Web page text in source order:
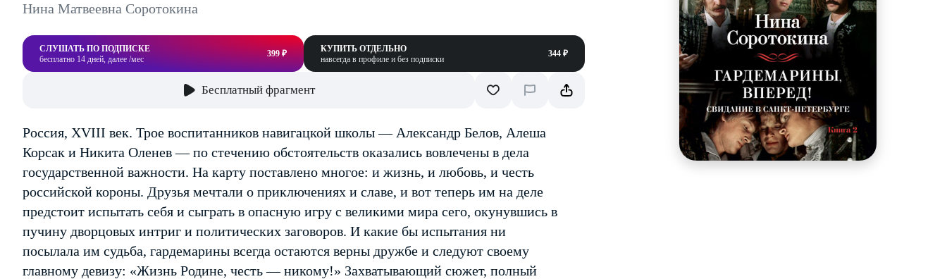
Нина Матвеевна Соротокина
СЛУШАТЬ ПО ПОДПИСКЕ
бесплатно 14 дней, далее /мес
399 ₽
КУПИТЬ ОТДЕЛЬНО
навсегда в профиле и без подписки
344 ₽
Бесплатный фрагмент
Россия, XVIII век. Трое воспитанников навигацкой школы — Александр Белов, Алеша
Корсак и Никита Оленев — по стечению обстоятельств оказались вовлечены в дела
государственной важности. На карту поставлено многое: и жизнь, и любовь, и честь
российской короны. Друзья мечтали о приключениях и славе, и вот теперь им на деле
предстоит испытать себя и сыграть в опасную игру с великими мира сего, окунувшись в
пучину дворцовых интриг и политических заговоров. И какие бы испытания ни
посылала им судьба, гардемарины всегда остаются верны дружбе и следуют своему
главному девизу: «Жизнь Родине, честь — никому!» Захватывающий сюжет, полный